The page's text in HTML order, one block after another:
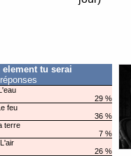
tu serai
29 %
feu
36 %
terre
7 %
L'air
26 %